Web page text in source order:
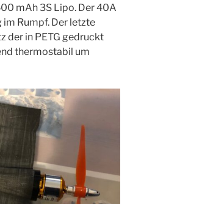
mAh 3S Lipo. Der 40A
im Rumpf. Der letzte
der in PETG gedruckt
thermostabil um